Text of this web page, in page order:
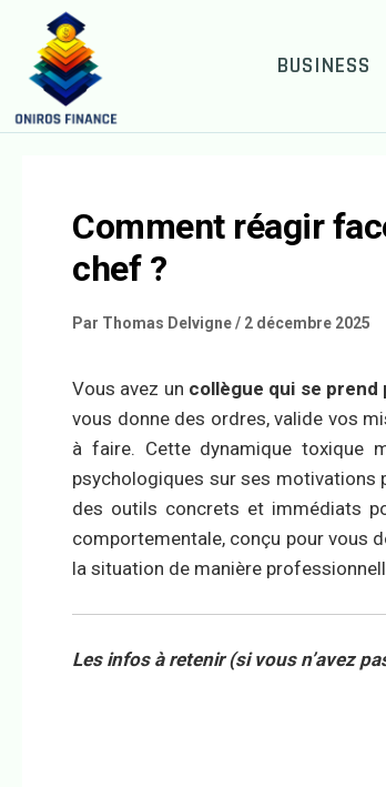
BUSINESS
Comment réagir
chef ?
Par Thomas Delvigne/ 2 décembre 2025
Vous avez un collègue qui se
vous donne des ordres, valide vos
à faire. Cette dynamique toxique
psychologiques sur ses motivations
des outils concrets et immédiats
comportementale, conçu pour vous
la situation de manière
Les infos à retenir (si vous n’avez